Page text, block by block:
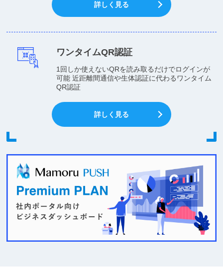
詳しく見る
ワンタイムQR認証
1回しか使えないQRを読み取るだけでログインが
可能 近距離間通信や生体認証に代わるワンタイム
QR認証
詳しく見る